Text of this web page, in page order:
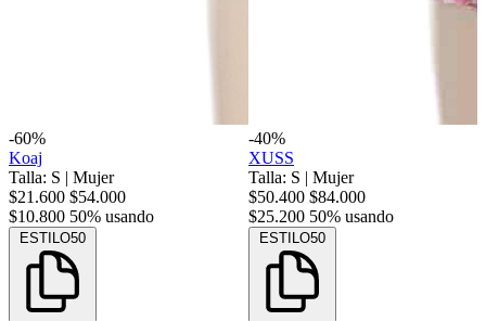
-60%
Koaj
Talla: S | Mujer
$21.600 $54.000
$10.800 50% usando
ESTILO50
-40%
XUSS
Talla: S | Mujer
$50.400 $84.000
$25.200 50% usando
ESTILO50